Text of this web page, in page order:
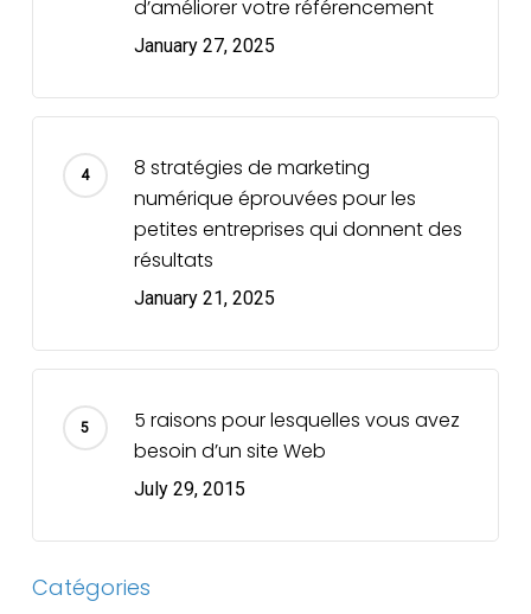
d’améliorer votre référencement
January 27, 2025
8 stratégies de marketing
numérique éprouvées pour les
petites entreprises qui donnent des
résultats
January 21, 2025
5 raisons pour lesquelles vous avez
besoin d’un site Web
July 29, 2015
Catégories